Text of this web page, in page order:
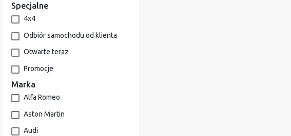
Specjalne
4x4
Odbiór samochodu od klienta
Otwarte teraz
Promocje
Marka
Alfa Romeo
Aston Martin
Audi